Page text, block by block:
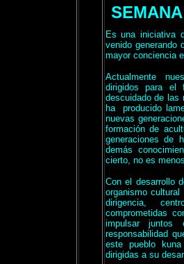
Es una iniciativa
venido generando
mayor conciencia
Actualmente
dirigidos para el
descuidado de las
ha
producido
nuevas
formación de
generaciones de
demás
cierto, no es
Con el desarrollo
organismo
dirigencia,
comprometidas
impulsar
responsabilidad
este pueblo
dirigidas a su